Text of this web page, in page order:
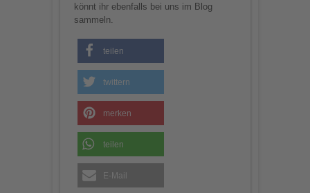
könnt ihr ebenfalls bei uns im Blog
sammeln.
teilen
twittern
merken
teilen
E-Mail